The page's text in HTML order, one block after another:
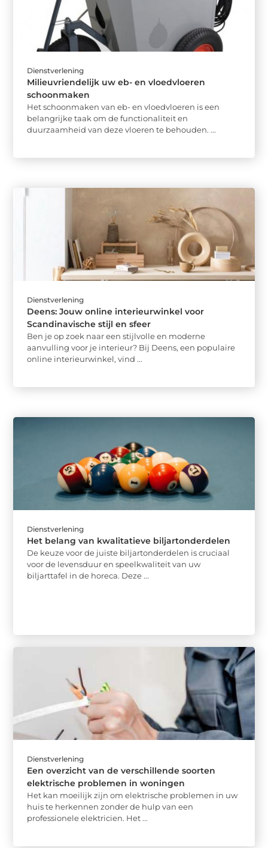
Dienstverlening
Milieuvriendelijk uw eb- en vloedvloeren
schoonmaken
Het schoonmaken van eb- en vloedvloeren is een
belangrijke taak om de functionaliteit en
duurzaamheid van deze vloeren te behouden. ...
Dienstverlening
Deens: Jouw online interieurwinkel voor
Scandinavische stijl en sfeer
Ben je op zoek naar een stijlvolle en moderne
aanvulling voor je interieur? Bij Deens, een populaire
online interieurwinkel, vind ...
Dienstverlening
Het belang van kwalitatieve biljartonderdelen
De keuze voor de juiste biljartonderdelen is cruciaal
voor de levensduur en speelkwaliteit van uw
biljarttafel in de horeca. Deze ...
Dienstverlening
Een overzicht van de verschillende soorten
elektrische problemen in woningen
Het kan moeilijk zijn om elektrische problemen in uw
huis te herkennen zonder de hulp van een
professionele elektricien. Het ...